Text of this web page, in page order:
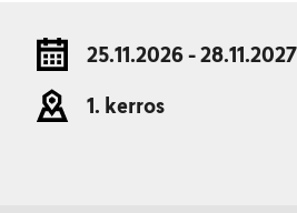
25.11.2026 - 28.11.2027
1. kerros